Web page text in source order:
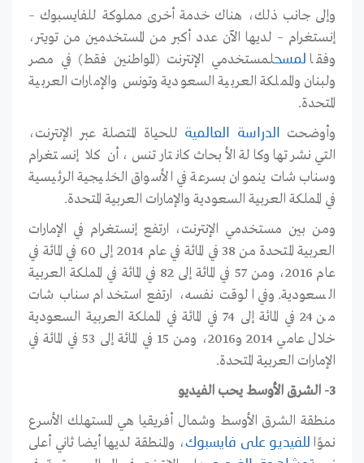
وإلى جانب ذلك، هناك خدمة أخرى مملوكة للفايسبوك –
إنستغرام – لديها الآن عدد أكبر من المستخدمين من تويتر،
وفقا لمسحلمستخدمي الإنترنت (المواطنين فقط) في مصر
ولبنان والمملكة العربية السعودية وتونس والإمارات العربية
المتحدة.
وأوضحت
الدراسة العالمية للحياة المتصلة عبر الإنترنت،
التي نشرتها وكالة الأبحاث كانتار تنس، أن كلا إنستغرام
وسناب شات ينموان بسرعة في الأسواق الخليجية الرئيسية
في المملكة العربية السعودية والإمارات العربية المتحدة.
ومن بين مستخدمي الإنترنت، ارتفع إنستغرام في الإمارات
العربية المتحدة من 38 في المائة في عام 2014 إلى 60 في المائة في
عام 2016، ومن 57 في المائة إلى 82 في المائة في المملكة العربية
السعودية. وفي الوقت نفسه، ارتفع استخدام سناب شات
من 24 في المائة إلى 74 في المائة في المملكة العربية السعودية
خلال عامي 2014 و2016، ومن 15 في المائة إلى 53 في المائة في
الإمارات العربية المتحدة.
3- الشرق الأوسط يحب الفيديو
منطقة الشرق الأوسط وشمال أفريقيا هي المستهلك الأسرع
نموًا للفيديو على فايسبوك، والمنطقة لديها أيضا ثاني أعلى